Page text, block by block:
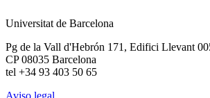
Universitat de Barcelona
Pg de la Vall d'Hebrón 171, Edifici Llevant
CP 08035 Barcelona
tel +34 93 403 50 65
Aviso legal